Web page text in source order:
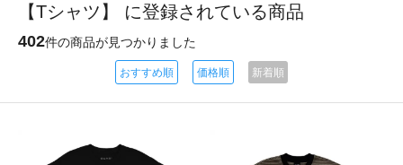
【Tシャツ】 に登録されている商品
402件の商品が見つかりました
おすすめ順 価格順 新着順